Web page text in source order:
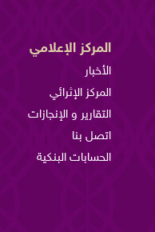
المركز الإعلامي
الأخبار
المركز الإثرائي
التقارير و الإنجازات
اتصل بنا
الحسابات البنكية